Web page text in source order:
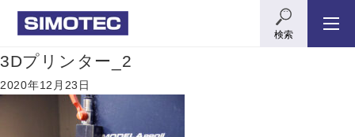
検索
3Dプリンター_2
2020年12月23日